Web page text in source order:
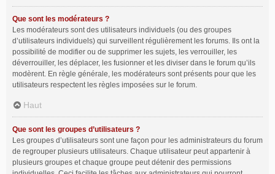
Que sont les modérateurs ?
Les modérateurs sont des utilisateurs individuels (ou des groupes
d’utilisateurs individuels) qui surveillent régulièrement les forums. Ils ont la
possibilité de modifier ou de supprimer les sujets, les verrouiller, les
déverrouiller, les déplacer, les fusionner et les diviser dans le forum qu’ils
modèrent. En règle générale, les modérateurs sont présents pour que les
utilisateurs respectent les règles imposées sur le forum.
Haut
Que sont les groupes d’utilisateurs ?
Les groupes d’utilisateurs sont une façon pour les administrateurs du forum
de regrouper plusieurs utilisateurs. Chaque utilisateur peut appartenir à
plusieurs groupes et chaque groupe peut détenir des permissions